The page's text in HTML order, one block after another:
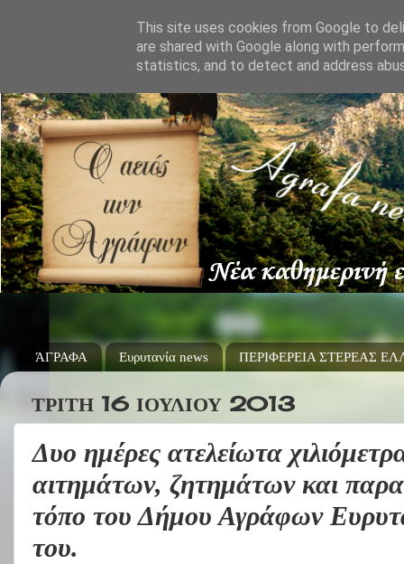
ΆΓΡΑΦΑ Ευρυτανία news ΠΕΡΙΦΕΡΕΙΑ ΣΤΕΡΕΑΣ
ΤΡΊΤΗ 16 ΙΟΥΛΊΟΥ 2013
Δυο ημέρες ατελείωτα
αιτημάτων, ζητημάτων και
τόπο του Δήμου Αγράφων
του.
This site uses cookies from Google to
are shared with Google along with
statistics, and to detect and address